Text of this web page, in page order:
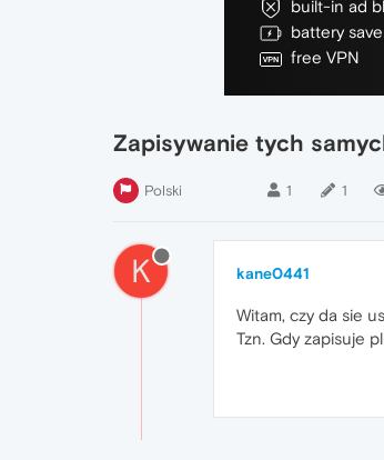
built-in ad
battery
free VPN
Zapisywanie tych
Polski 1 1
K kane0441
Witam, czy da sie
Tzn. Gdy zapisuje